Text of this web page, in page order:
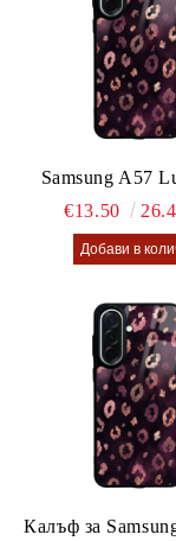
Samsung A57
€13.50
Калъф за